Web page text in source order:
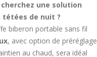
cherchez une solution
tétées de nuit ?
biberon portable sans fil
, avec option de préréglage
au chaud, sera idéal